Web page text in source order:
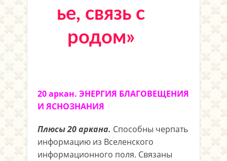
ье, связь с
родом»
20 аркан. ЭНЕРГИЯ БЛАГОВЕЩЕНИЯ
И ЯСНОЗНАНИЯ
Плюсы 20 аркана. Способны черпать
информацию из Вселенского
информационного поля. Связаны